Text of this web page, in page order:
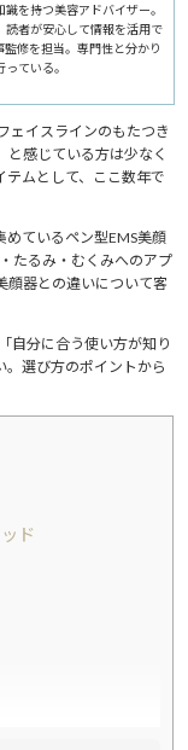
を持つ美容アドバイザー。
読者が安心して情報を活用で
修を担当。専門性と分かり
ている。
ェイスラインのもたつき
感じている方は少なく
ムとして、ここ数年で
めているペン型EMS美顔
たるみ・むくみへのアプ
顔器との違いについて客
自分に合う使い方が知り
選び方のポイントから
ド